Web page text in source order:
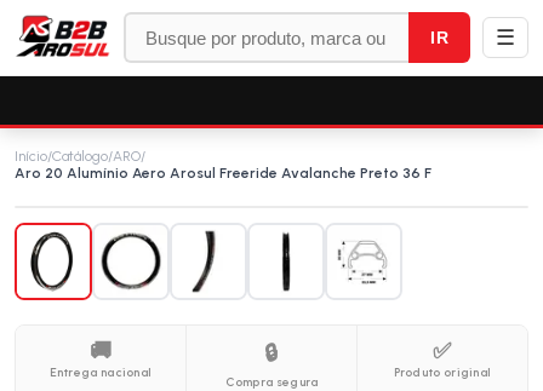
IR ☰
Início/Catálogo/ARO/
Aro 20 Alumínio Aero Arosul Freeride Avalanche Preto 36 F
🚚
Entrega nacional
🔒
Compra segura
✅
Produto original